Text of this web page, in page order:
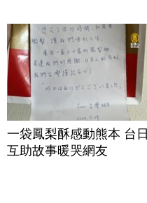
一袋鳳梨酥感動熊本 台日
互助故事暖哭網友